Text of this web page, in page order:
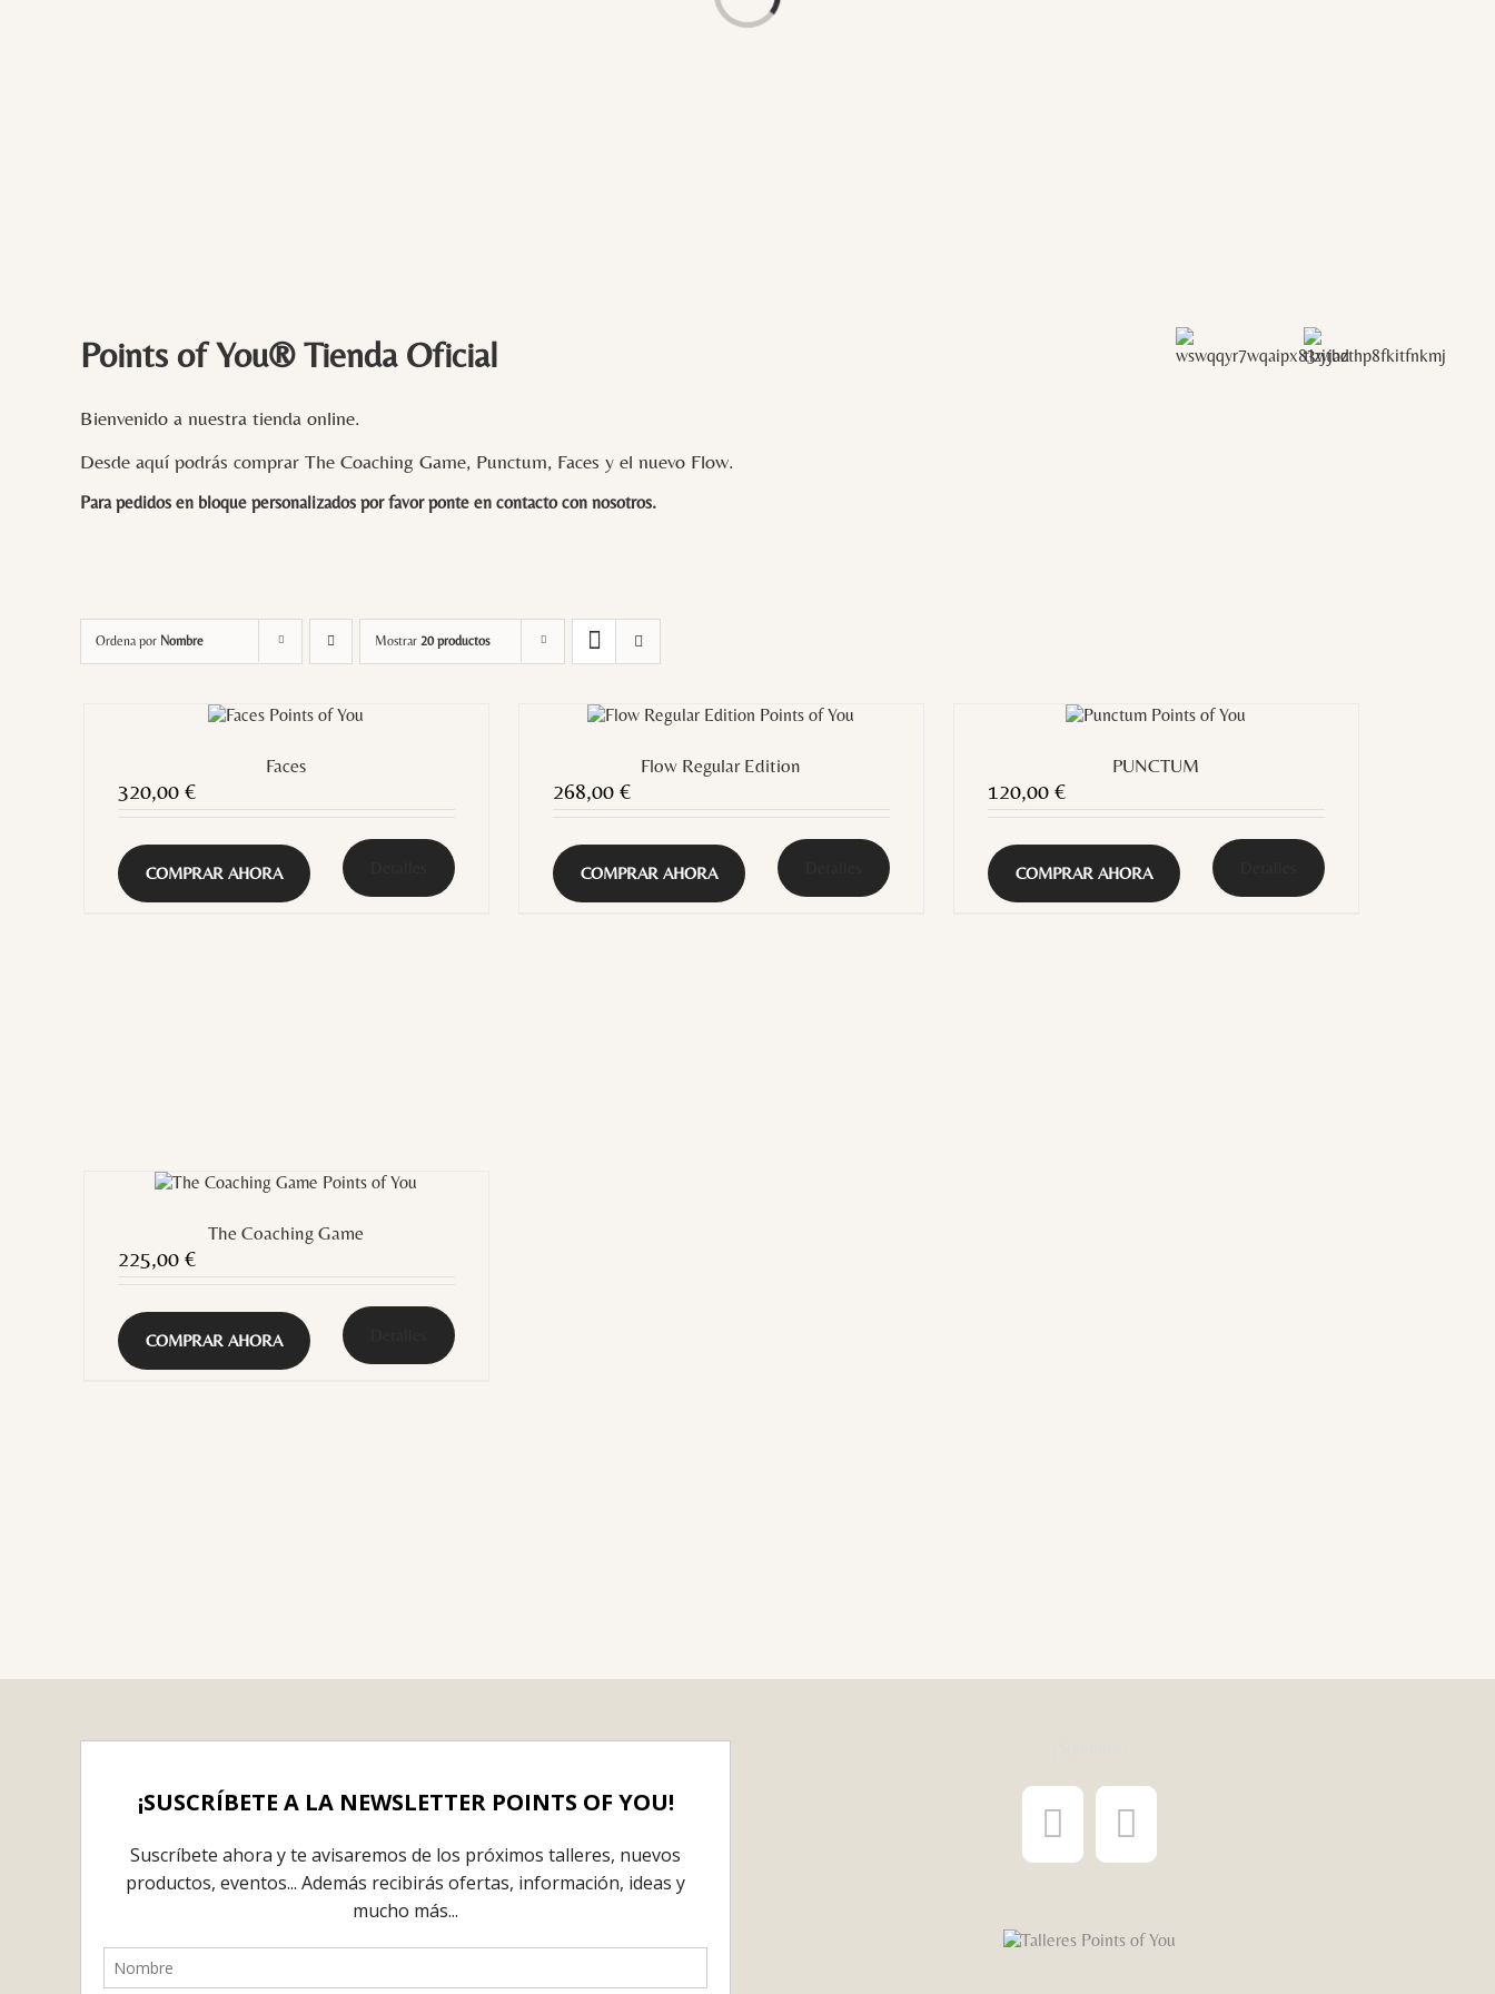
Points of You® Tienda Oficial
Bienvenido a nuestra tienda online.
Desde aquí podrás comprar The Coaching Game, Punctum, Faces y el nuevo Flow.
Para pedidos en bloque personalizados por favor ponte en contacto con nosotros.
Ordena por Nombre Mostrar 20 productos
Faces
320,00 €
COMPRAR AHORA
Flow Regular Edition
268,00 €
COMPRAR AHORA
PUNCTUM
120,00 €
COMPRAR AHORA
The Coaching Game
225,00 €
COMPRAR AHORA